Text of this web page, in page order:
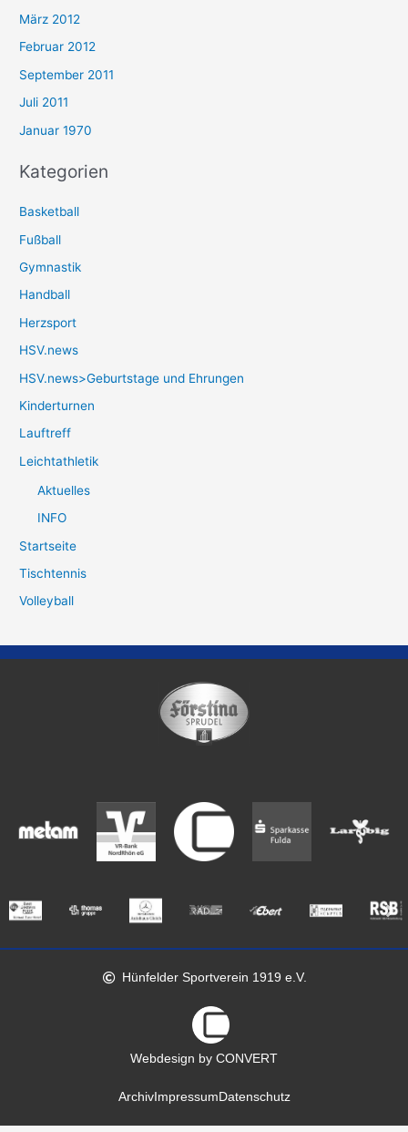
März 2012
Februar 2012
September 2011
Juli 2011
Januar 1970
Kategorien
Basketball
Fußball
Gymnastik
Handball
Herzsport
HSV.news
HSV.news>Geburtstage und Ehrungen
Kinderturnen
Lauftreff
Leichtathletik
Aktuelles
INFO
Startseite
Tischtennis
Volleyball
Hünfelder Sportverein 1919 e.V.
Webdesign by CONVERT
ArchivImpressum Datenschutz